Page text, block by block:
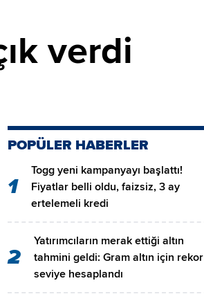
verdi
POPÜLER HABERLER
1
Togg yeni kampanyayı başlattı!
Fiyatlar belli oldu, faizsiz, 3 ay
ertelemeli kredi
2
Yatırımcıların merak ettiği altın
tahmini geldi: Gram altın için rekor
seviye hesaplandı